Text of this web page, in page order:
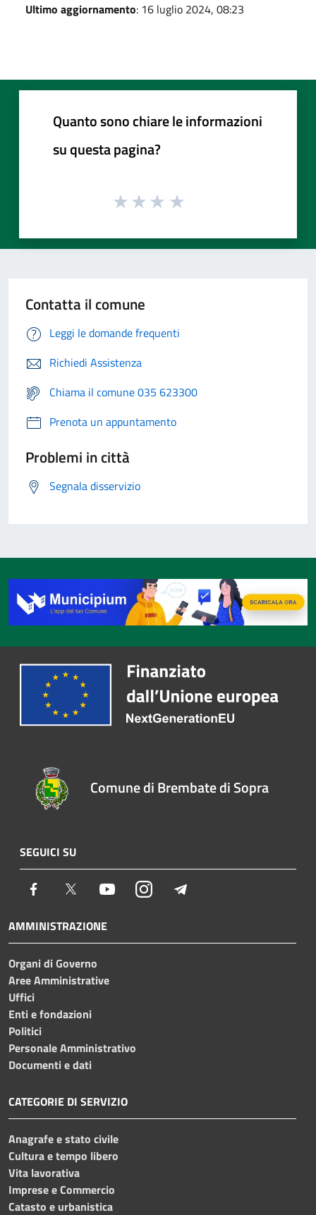
Ultimo aggiornamento: 16 luglio 2024, 08:23
Quanto sono chiare le informazioni
su questa pagina?
Contatta il comune
Leggi le domande frequenti
Richiedi Assistenza
Chiama il comune 035 623300
Prenota un appuntamento
Problemi in città
Segnala disservizio
Comune di Brembate di Sopra
SEGUICI SU
Facebook Twitter YoutubeInstagram
AMMINISTRAZIONE
Organi di Governo
Aree Amministrative
Uffici
Enti e fondazioni
Politici
Personale Amministrativo
Documenti e dati
CATEGORIE DI SERVIZIO
Anagrafe e stato civile
Cultura e tempo libero
Vita lavorativa
Imprese e Commercio
Catasto e urbanistica